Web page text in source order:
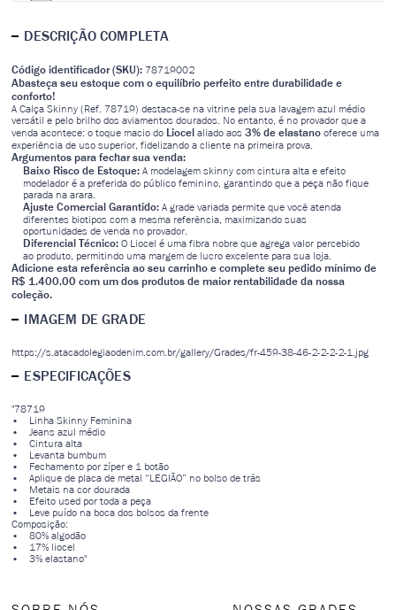
DESCRIÇÃO COMPLETA
Código identificador (SKU): 78719002
Abasteça seu estoque com o equilíbrio perfeito entre durabilidade e
conforto!
A Calça Skinny (Ref. 78719) destaca-se na vitrine pela sua lavagem azul médio
versátil e pelo brilho dos aviamentos dourados. No entanto, é no provador que a
venda acontece: o toque macio do Liocel aliado aos3% de elastano oferece uma
experiência de uso superior, fidelizando a cliente na primeira prova.
Argumentos para fechar sua venda:
Baixo Risco de Estoque: A modelagem skinny com cintura alta e efeito
modelador é a preferida do público feminino, garantindo que a peça não fique
parada na arara.
Ajuste Comercial Garantido: A grade variada permite que você atenda
diferentes biotipos com a mesma referência, maximizando suas
oportunidades de venda no provador.
Diferencial Técnico: O Liocel é uma fibra nobre que agrega valor percebido
ao produto, permitindo uma margem de lucro excelente para sua loja.
Adicione esta referência ao seu carrinho e complete seu pedido mínimo de
R$ 1.400,00 com um dos produtos de maior rentabilidade da nossa
coleção.
IMAGEM DE GRADE
https://s.atacadolegiaodenim.com.br/gallery/Grades/fr-459-38-46-2-2-2-2-1.jpg
ESPECIFICAÇÕES
"78719
• Linha Skinny Feminina
• Jeans azul médio
• Cintura alta
• Levanta bumbum
• Fechamento por zíper e 1 botão
• Aplique de placa de metal “LEGIÃO” no bolso de trás
• Metais na cor dourada
• Efeito used por toda a peça
• Leve puído na boca dos bolsos da frente
Composição:
• 80% algodão
• 17% liocel
• 3% elastano"